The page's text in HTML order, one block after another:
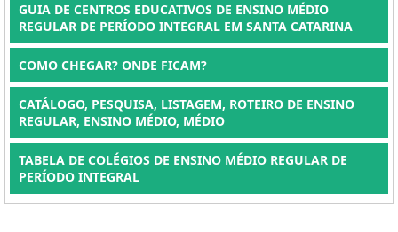
GUIA DE CENTROS EDUCATIVOS DE ENSINO MÉDIO
REGULAR DE PERÍODO INTEGRAL EM SANTA CATARINA
COMO CHEGAR? ONDE FICAM?
CATÁLOGO, PESQUISA, LISTAGEM, ROTEIRO DE ENSINO
REGULAR, ENSINO MÉDIO, MÉDIO
TABELA DE COLÉGIOS DE ENSINO MÉDIO REGULAR DE
PERÍODO INTEGRAL